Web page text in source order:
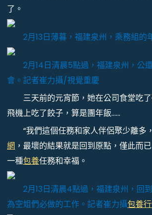
了。
2月13日薄暮，福建泉州，乘務組
2月14日清晨5點過，福建泉州，公
會。記者崔力攝/視覺重慶
三天前的元宵節，她在公司食堂吃
飛機上吃了餃子，算是團年飯……
“我們這個任務和家人伴侶聚少離多
網 ，最壞的結果就是回到原點，僅此而
一種包養任務和幸福。
2月13日清晨4點過，福建泉州，回
為空姐們必做的工作。記者崔力攝包養